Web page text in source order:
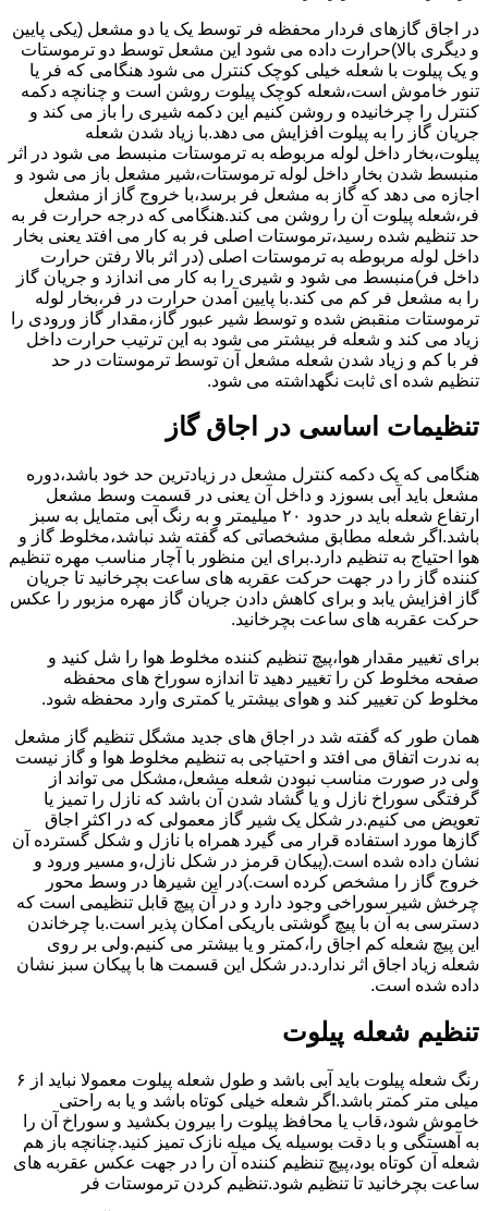
در اجاق گازهای فردار محفظه فر توسط یک یا دو مشعل (یکی پایین
و دیگری بالا)حرارت داده می شود این مشعل توسط دو ترموستات
و یک پیلوت با شعله خیلی کوچک کنترل می شود هنگامی که فر یا
تنور خاموش است،شعله کوچک پیلوت روشن است و چنانچه دکمه
کنترل را چرخانیده و روشن کنیم این دکمه شیری را باز می کند و
جریان گاز را به پیلوت افزایش می دهد.با زیاد شدن شعله
پیلوت،بخار داخل لوله مربوطه به ترموستات منبسط می شود در اثر
منبسط شدن بخار داخل لوله ترموستات،شیر مشعل باز می شود و
اجازه می دهد که گاز به مشعل فر برسد،با خروج گاز از مشعل
فر،شعله پیلوت آن را روشن می کند.هنگامی که درجه حرارت فر به
حد تنظیم شده رسید،ترموستات اصلی فر به کار می افتد یعنی بخار
داخل لوله مربوطه به ترموستات اصلی (در اثر بالا رفتن حرارت
داخل فر)منبسط می شود و شیری را به کار می اندازد و جریان گاز
را به مشعل فر کم می کند.با پایین آمدن حرارت در فر،بخار لوله
ترموستات منقبض شده و توسط شیر عبور گاز،مقدار گاز ورودی را
زیاد می کند و شعله فر بیشتر می شود به این ترتیب حرارت داخل
فر با کم و زیاد شدن شعله مشعل آن توسط ترموستات در حد
تنظیم شده ای ثابت نگهداشته می شود.
تنظیمات اساسی در اجاق گاز
هنگامی که یک دکمه کنترل مشعل در زیادترین حد خود باشد،دوره
مشعل باید آبی بسوزد و داخل آن یعنی در قسمت وسط مشعل
ارتفاع شعله باید در حدود ۲۰ میلیمتر و به رنگ آبی متمایل به سبز
باشد.اگر شعله مطابق مشخصاتی که گفته شد نباشد،مخلوط گاز و
هوا احتیاج به تنظیم دارد.برای این منظور با آچار مناسب مهره تنظیم
کننده گاز را در جهت حرکت عقربه های ساعت بچرخانید تا جریان
گاز افزایش یابد و برای کاهش دادن جریان گاز مهره مزبور را عکس
حرکت عقربه های ساعت بچرخانید.
برای تغییر مقدار هوا،پیچ تنظیم کننده مخلوط هوا را شل کنید و
صفحه مخلوط کن را تغییر دهید تا اندازه سوراخ های محفظه
مخلوط کن تغییر کند و هوای بیشتر یا کمتری وارد محفظه شود.
همان طور که گفته شد در اجاق های جدید مشگل تنظیم گاز مشعل
به ندرت اتفاق می افتد و احتیاجی به تنظیم مخلوط هوا و گاز نیست
ولی در صورت مناسب نبودن شعله مشعل،مشکل می تواند از
گرفتگی سوراخ نازل و یا گشاد شدن آن باشد که نازل را تمیز یا
تعویض می کنیم.در شکل یک شیر گاز معمولی که در اکثر اجاق
گازها مورد استفاده قرار می گیرد همراه با نازل و شکل گسترده آن
نشان داده شده است.(پیکان قرمز در شکل نازل،و مسیر ورود و
خروج گاز را مشخص کرده است.)در این شیرها در وسط محور
چرخش شیر سوراخی وجود دارد و در آن پیچ قابل تنظیمی است که
دسترسی به آن با پیچ گوشتی باریکی امکان پذیر است.با چرخاندن
این پیچ شعله کم اجاق را،کمتر و یا بیشتر می کنیم.ولی بر روی
شعله زیاد اجاق اثر ندارد.در شکل این قسمت ها با پیکان سبز نشان
داده شده است.
تنظیم شعله پیلوت
رنگ شعله پیلوت باید آبی باشد و طول شعله پیلوت معمولا نباید از ۶
میلی متر کمتر باشد.اگر شعله خیلی کوتاه باشد و یا به راحتی
خاموش شود،قاب یا محافظ پیلوت را بیرون بکشید و سوراخ آن را
به آهستگی و با دقت بوسیله یک میله نازک تمیز کنید.چنانچه باز هم
شعله آن کوتاه بود،پیچ تنظیم کننده آن را در جهت عکس عقربه های
ساعت بچرخانید تا تنظیم شود.تنظیم کردن ترموستات فر